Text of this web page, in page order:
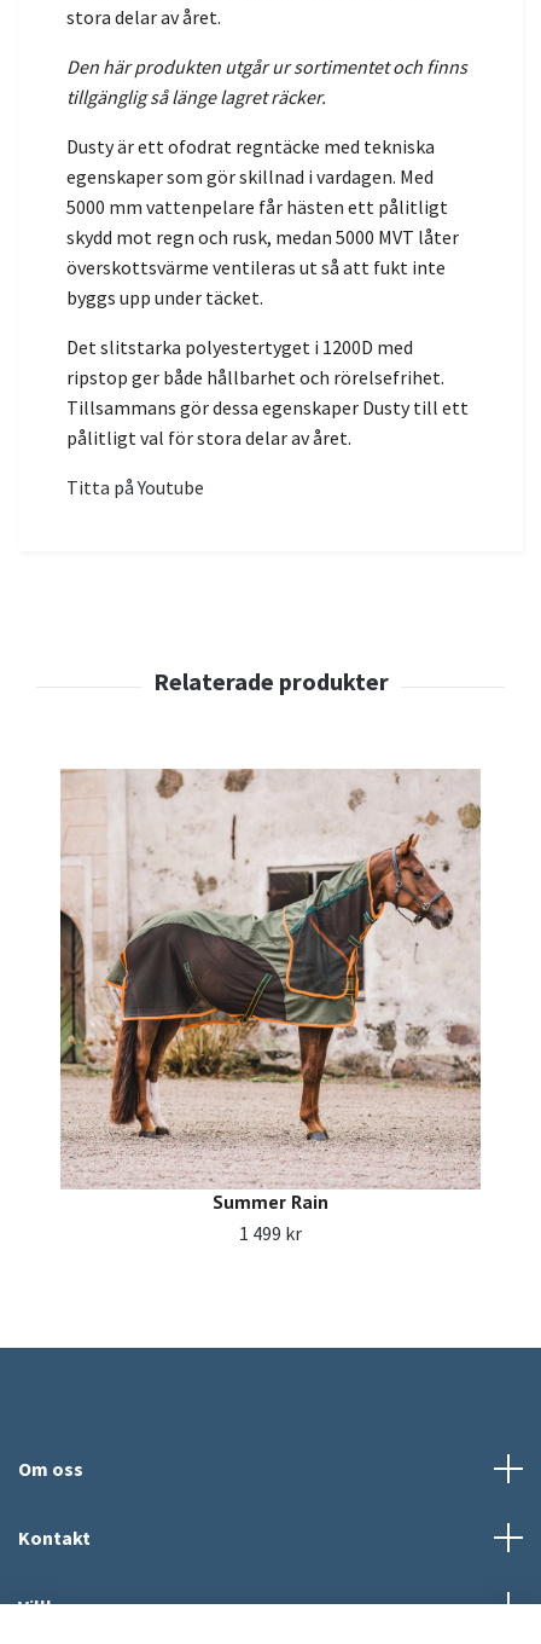
stora delar av året.
Den här produkten utgår ur sortimentet och finns
tillgänglig så länge lagret räcker.
Dusty är ett ofodrat regntäcke med tekniska
egenskaper som gör skillnad i vardagen. Med
5000 mm vattenpelare får hästen ett pålitligt
skydd mot regn och rusk, medan 5000 MVT låter
överskottsvärme ventileras ut så att fukt inte
byggs upp under täcket.
Det slitstarka polyestertyget i 1200D med
ripstop ger både hållbarhet och rörelsefrihet.
Tillsammans gör dessa egenskaper Dusty till ett
pålitligt val för stora delar av året.
Titta på Youtube
Summer Rain
1 499 kr
Om oss
Kontakt
Villkor